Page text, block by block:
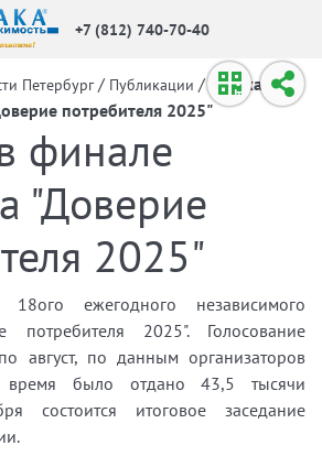
+7 (812) 740-70-40
Петербург / Публикации / "Итака" в
потребителя 2025"
финале
"Доверие
2025"
ежегодного независимого
потребителя 2025". Голосование
август, по данным организаторов
время было отдано 43,5 тысячи
состоится итоговое заседание